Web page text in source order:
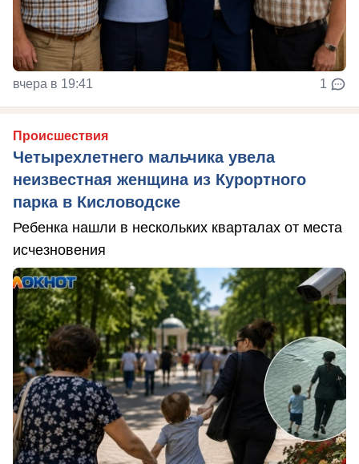
вчера в 19:41 1
Происшествия
Четырехлетнего мальчика увела
неизвестная женщина из Курортного
парка в Кисловодске
Ребенка нашли в нескольких кварталах от места
исчезновения